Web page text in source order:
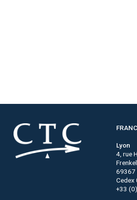
Lyon
4, rue
Frenkel
69367
Cedex
+33